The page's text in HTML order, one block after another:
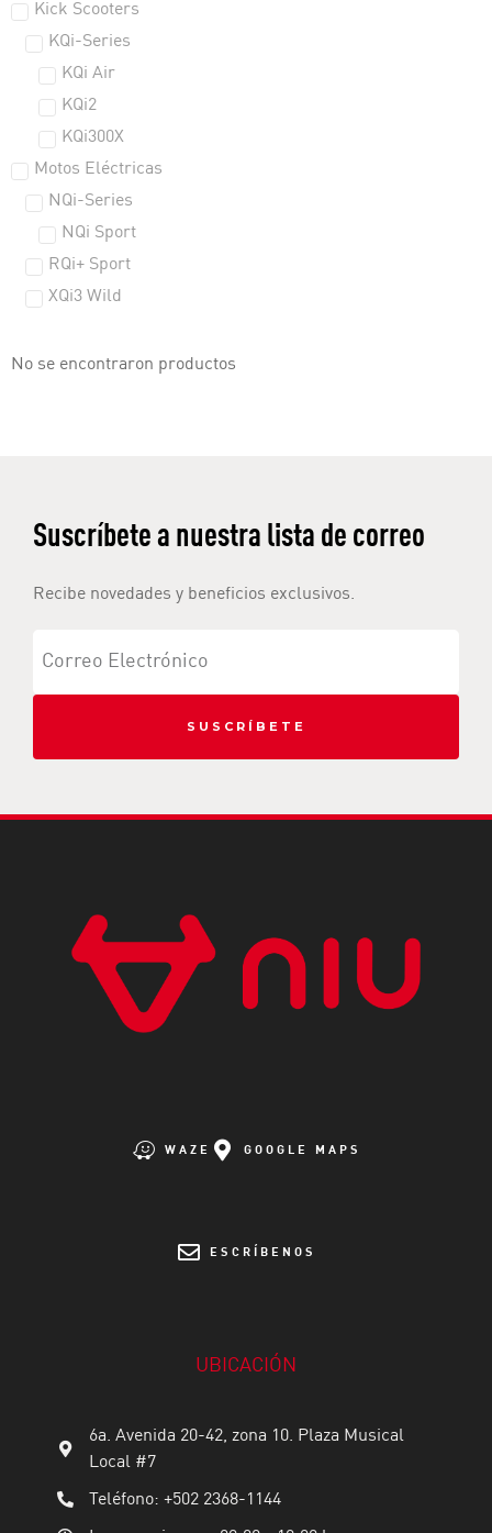
Kick Scooters
KQi-Series
KQi Air
KQi2
KQi300X
Motos Eléctricas
NQi-Series
NQi Sport
RQi+ Sport
XQi3 Wild
No se encontraron productos
Suscríbete a nuestra lista de correo
Recibe novedades y beneficios exclusivos.
SUSCRÍBETE
WAZE GOOGLE MAPS
ESCRÍBENOS
UBICACIÓN
6a. Avenida 20-42, zona 10. Plaza Musical
Local #7
Teléfono: +502 2368-1144